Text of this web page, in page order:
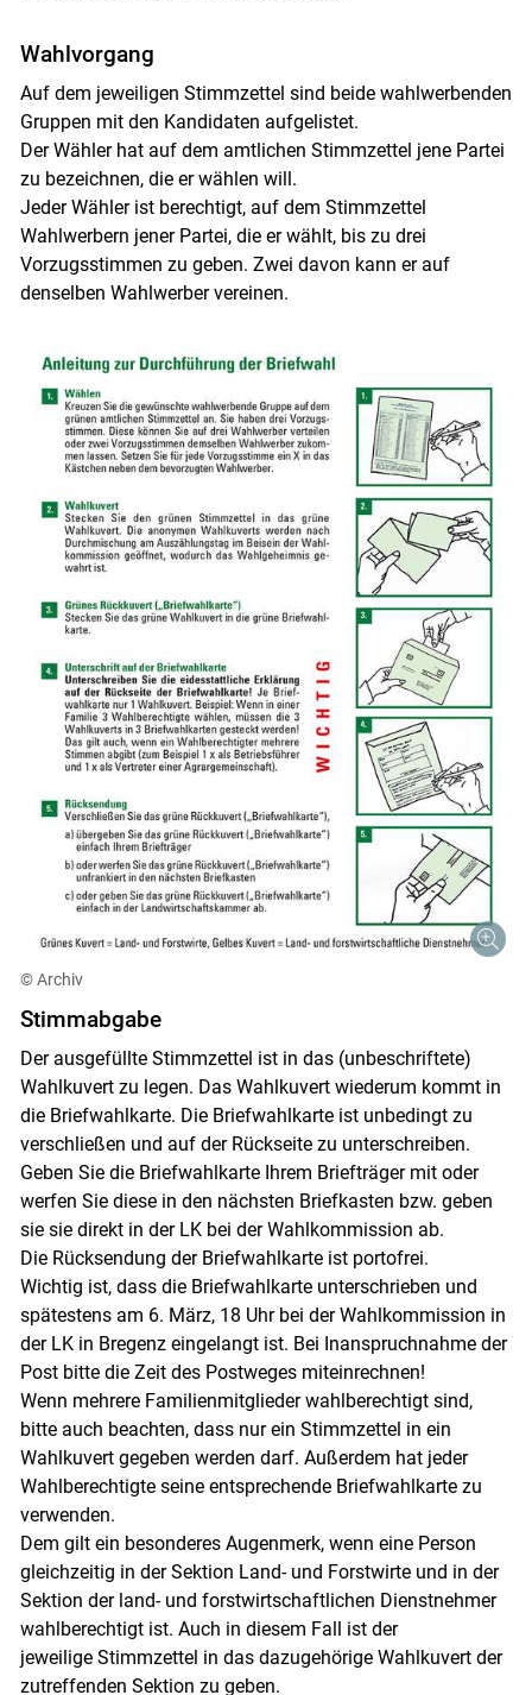
Wahlvorgang
Auf dem jeweiligen Stimmzettel sind beide wahlwerbenden
Gruppen mit den Kandidaten aufgelistet.
Der Wähler hat auf dem amtlichen Stimmzettel jene Partei
zu bezeichnen, die er wählen will.
Jeder Wähler ist berechtigt, auf dem Stimmzettel
Wahlwerbern jener Partei, die er wählt, bis zu drei
Vorzugsstimmen zu geben. Zwei davon kann er auf
denselben Wahlwerber vereinen.
© Archiv
Stimmabgabe
Der ausgefüllte Stimmzettel ist in das (unbeschriftete)
Wahlkuvert zu legen. Das Wahlkuvert wiederum kommt in
die Briefwahlkarte. Die Briefwahlkarte ist unbedingt zu
verschließen und auf der Rückseite zu unterschreiben.
Geben Sie die Briefwahlkarte Ihrem Briefträger mit oder
werfen Sie diese in den nächsten Briefkasten bzw. geben
sie sie direkt in der LK bei der Wahlkommission ab.
Die Rücksendung der Briefwahlkarte ist portofrei.
Wichtig ist, dass die Briefwahlkarte unterschrieben und
spätestens am 6. März, 18 Uhr bei der Wahlkommission in
der LK in Bregenz eingelangt ist. Bei Inanspruchnahme der
Post bitte die Zeit des Postweges miteinrechnen!
Wenn mehrere Familienmitglieder wahlberechtigt sind,
bitte auch beachten, dass nur ein Stimmzettel in ein
Wahlkuvert gegeben werden darf. Außerdem hat jeder
Wahlberechtigte seine entsprechende Briefwahlkarte zu
verwenden.
Dem gilt ein besonderes Augenmerk, wenn eine Person
gleichzeitig in der Sektion Land- und Forstwirte und in der
Sektion der land- und forstwirtschaftlichen Dienstnehmer
wahlberechtigt ist. Auch in diesem Fall ist der
jeweilige Stimmzettel in das dazugehörige Wahlkuvert der
zutreffenden Sektion zu geben.